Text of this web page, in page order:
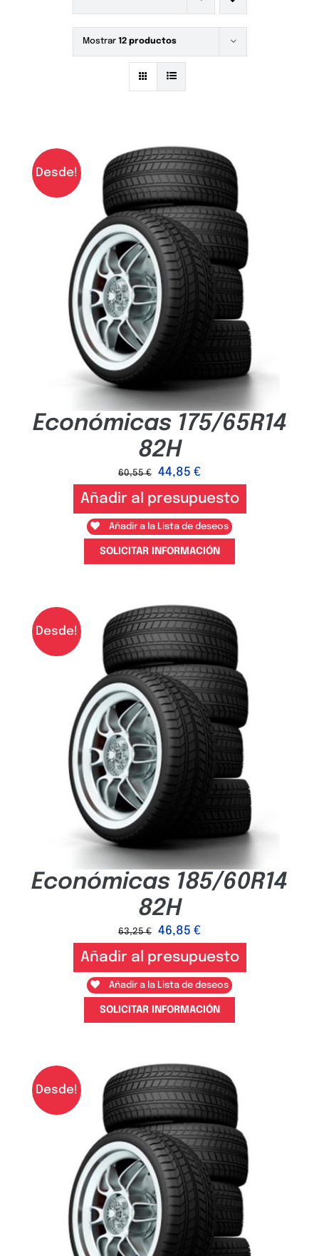
Mostrar 12 productos
Desde!
Económicas 175/65R14
82H
60,55€ 44,85 €
Añadir al presupuesto
Añadir a la Lista de deseos
SOLICITAR INFORMACIÓN
Desde!
Económicas 185/60R14
82H
63,25€ 46,85 €
Añadir al presupuesto
Añadir a la Lista de deseos
SOLICITAR INFORMACIÓN
Desde!